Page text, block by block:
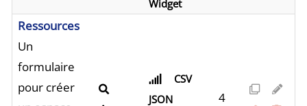
Widget
Ressources
Un
formulaire
pour créer
CSV
JSON
4